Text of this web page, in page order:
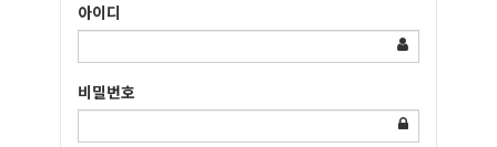
아이디
비밀번호